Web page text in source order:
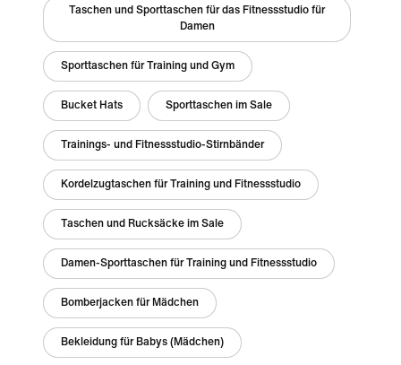
Taschen und Sporttaschen für das Fitnessstudio für
Damen
Sporttaschen für Training und Gym
Bucket Hats Sporttaschen im Sale
Trainings- und Fitnessstudio-Stirnbänder
Kordelzugtaschen für Training und Fitnessstudio
Taschen und Rucksäcke im Sale
Damen-Sporttaschen für Training und Fitnessstudio
Bomberjacken für Mädchen
Bekleidung für Babys (Mädchen)